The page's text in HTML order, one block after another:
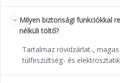
Milyen biztonsági funkciókkal
nélküli töltő?
Tartalmaz rövidzárlat-,
túlfeszültség- és